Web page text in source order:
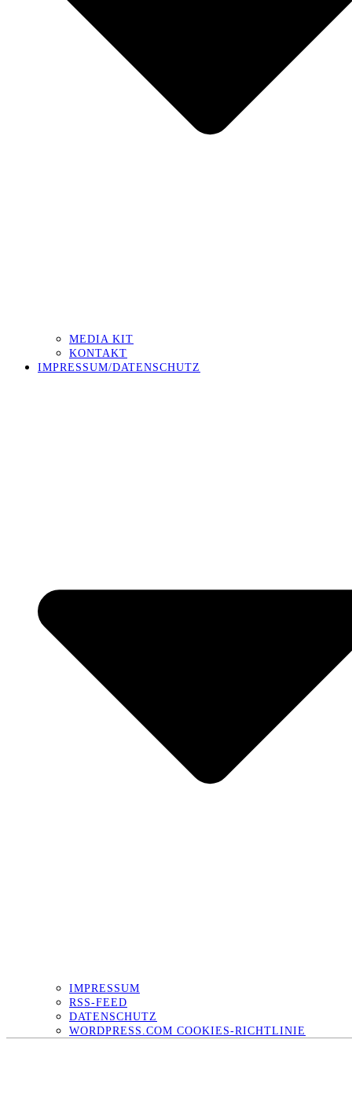
MEDIA KIT
KONTAKT
IMPRESSUM/DATENSCHUTZ
IMPRESSUM
RSS-FEED
DATENSCHUTZ
WORDPRESS.COM COOKIES-RICHTLINIE